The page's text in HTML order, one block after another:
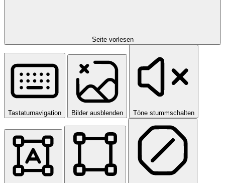
Seite vorlesen
Tastaturnavigation Bilder ausblenden Töne stummschalten